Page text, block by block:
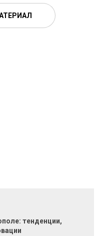
тенденции,